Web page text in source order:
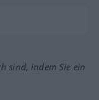
sind, indem Sie ein